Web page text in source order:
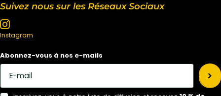
Suivez nous sur les Réseaux Sociaux
Instagram
Abonnez-vous à nos e-mails